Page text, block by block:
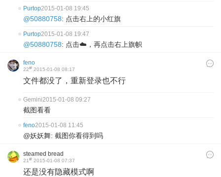
Purtop2015-01-08 19:45
@50880758: 点击右上的小红旗
Purtop2015-01-08 19:47
@50880758: 点击☁️，再点击右上旗帜
feno
22# 2015-01-08 08:17
文件都没了，重新登录也不行
Gemini2015-01-08 09:27
截图看看
feno2015-01-08 11:45
@妖妖舞: 截图你看得到吗
steamed bread
21# 2015-01-08 07:37
还是没有隐藏模式啊